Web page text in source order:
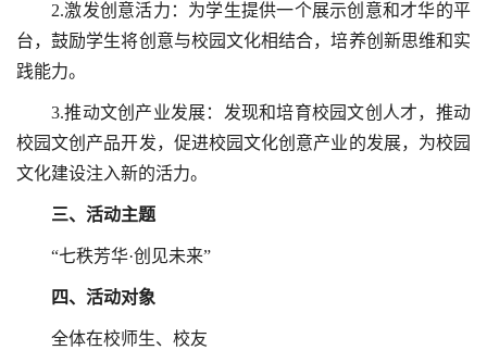
2.激发创意活力：为学生提供一个展示创意和才华的平
台，鼓励学生将创意与校园文化相结合，培养创新思维和实
践能力。
3.推动文创产业发展：发现和培育校园文创人才，推动
校园文创产品开发，促进校园文化创意产业的发展，为校园
文化建设注入新的活力。
三、活动主题
“七秩芳华·创见未来”
四、活动对象
全体在校师生、校友